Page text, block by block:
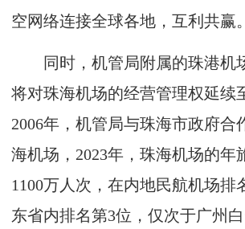
空网络连接全球各地，互利共赢
同时，机管局附属的珠港机
将对珠海机场的经营管理权延续
2006年，机管局与珠海市政府合
海机场，2023年，珠海机场的年
1100万人次，在内地民航机场排
东省内排名第3位，仅次于广州